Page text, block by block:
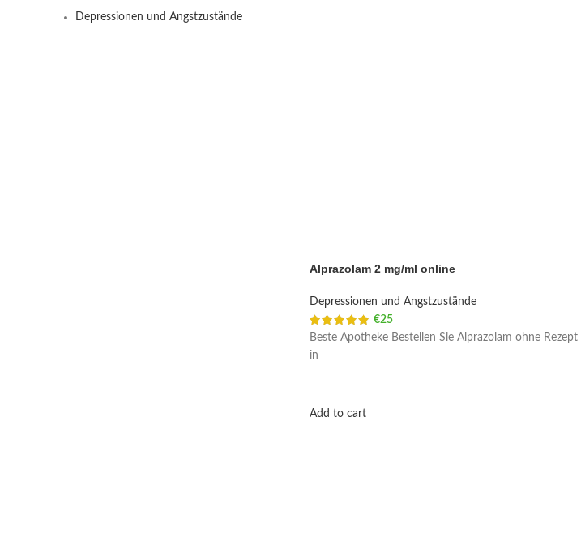
Depressionen und Angstzustände
Alprazolam 2 mg/ml online
Depressionen und Angstzustände
€25
Beste Apotheke Bestellen Sie Alprazolam ohne
in
Add to cart